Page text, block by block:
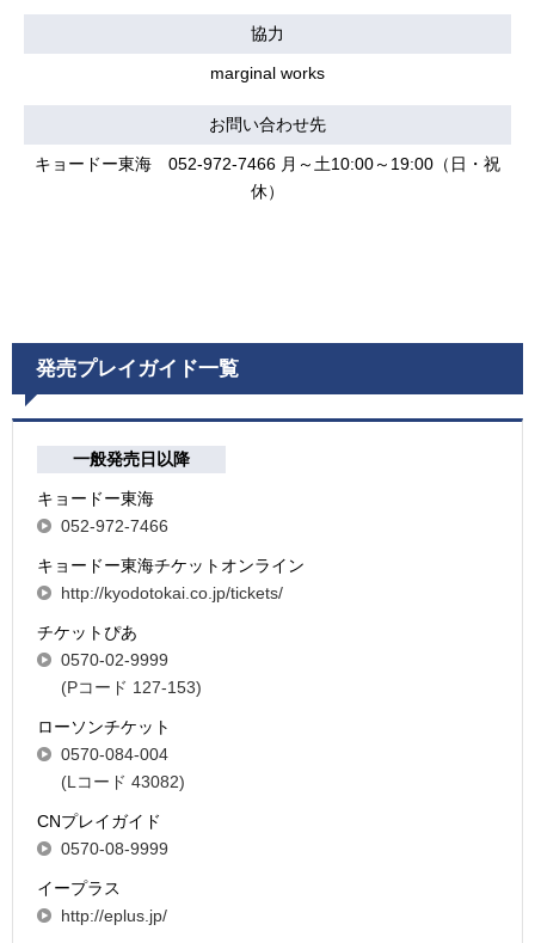
協力
marginal works
お問い合わせ先
キョードー東海 052-972-7466 月～土10:00～19:00（日・祝
休）
発売プレイガイド一覧
一般発売日以降
キョードー東海
052-972-7466
キョードー東海チケットオンライン
http://kyodotokai.co.jp/tickets/
チケットぴあ
0570-02-9999
(Pコード 127-153)
ローソンチケット
0570-084-004
(Lコード 43082)
CNプレイガイド
0570-08-9999
イープラス
http://eplus.jp/